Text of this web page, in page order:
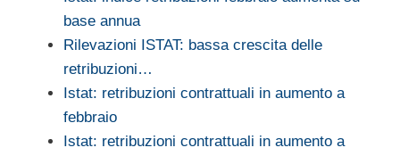
base annua
Rilevazioni ISTAT: bassa crescita delle
retribuzioni…
Istat: retribuzioni contrattuali in aumento a
febbraio
Istat: retribuzioni contrattuali in aumento a